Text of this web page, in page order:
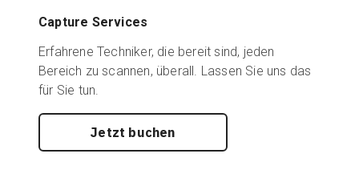
Capture Services
Erfahrene Techniker, die bereit sind, jeden
Bereich zu scannen, überall. Lassen Sie uns das
für Sie tun.
Jetzt buchen